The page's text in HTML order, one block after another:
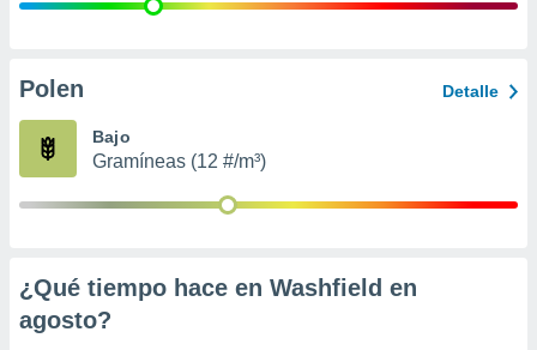
e
publicidad
Polen Detalle
Bajo
Gramíneas (12 #/m³)
¿Qué tiempo hace en Washfield en
agosto?